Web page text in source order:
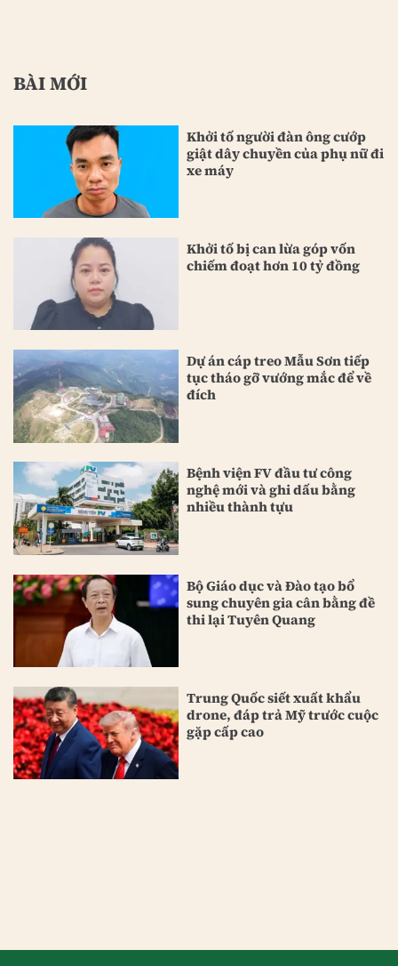
BÀI MỚI
Khởi tố người đàn ông cướp
giật dây chuyền của phụ nữ đi
xe máy
Khởi tố bị can lừa góp vốn
chiếm đoạt hơn 10 tỷ đồng
Dự án cáp treo Mẫu Sơn tiếp
tục tháo gỡ vướng mắc để về
đích
Bệnh viện FV đầu tư công
nghệ mới và ghi dấu bằng
nhiều thành tựu
Bộ Giáo dục và Đào tạo bổ
sung chuyên gia cân bằng đề
thi lại Tuyên Quang
Trung Quốc siết xuất khẩu
drone, đáp trả Mỹ trước cuộc
gặp cấp cao